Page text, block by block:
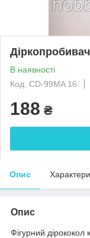
В наявності
Код: CD-99MA 16
188 ₴
Опис
Опис
Фігурний дірококол